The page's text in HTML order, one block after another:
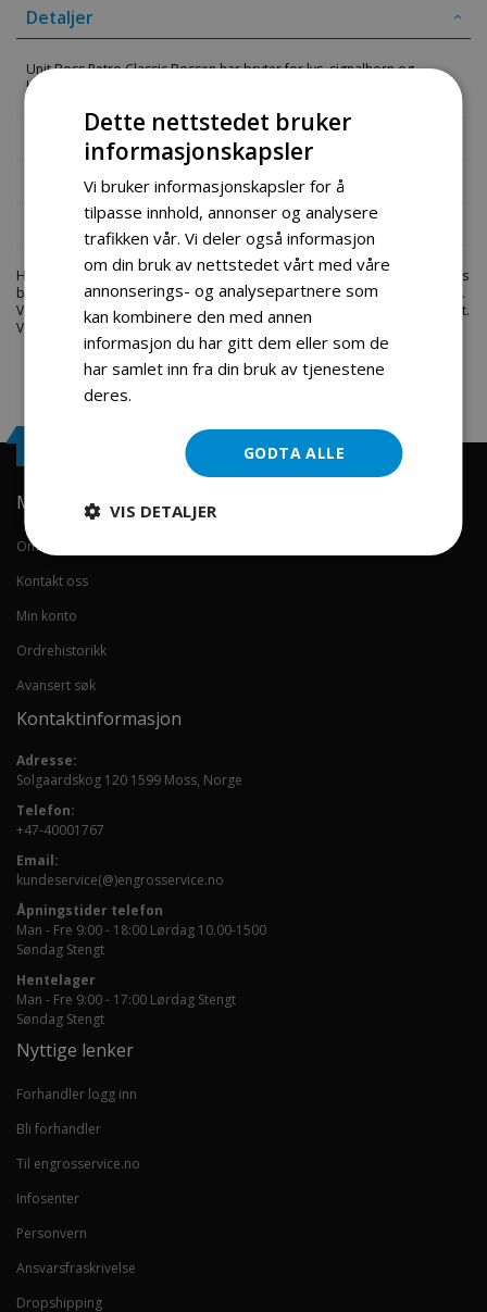
Detaljer
Unit Boss Retro Classic Bossen har bryter for lys, signalhorn og
blinkelys
Mer informasjon
Produktomtaler
Fil vedlegg
Hos engrosservice.no får du kjøptunit boss retro classictil markedets
beste priser. Bestill endeler-moped-scooterei dag fra Engros Service.
Vi har et stort utvalg av produkter innen: Hjem, sport og fritids segmentet.
Velkommen skal du være.
Min konto
Om oss
Kontakt oss
Min konto
Ordrehistorikk
Avansert søk
Kontaktinformasjon
Adresse:
Solgaardskog 120 1599 Moss, Norge
Telefon:
+47-40001767
Email:
kundeservice(@)engrosservice.no
Åpningstider telefon
Man - Fre 9:00 - 18:00 Lørdag 10.00-1500
Søndag Stengt
Hentelager
Man - Fre 9:00 - 17:00 Lørdag Stengt
Søndag Stengt
Nyttige lenker
Forhandler logg inn
Bli forhandler
Til engrosservice.no
Infosenter
Personvern
Ansvarsfraskrivelse
Dropshipping
Dette nettstedet bruker
informasjonskapsler
Vi bruker informasjonskapsler for å
tilpasse innhold, annonser og analysere
trafikken vår. Vi deler også informasjon
om din bruk av nettstedet vårt med våre
annonserings- og analysepartnere som
kan kombinere den med annen
informasjon du har gitt dem eller som de
har samlet inn fra din bruk av tjenestene
deres.
GODTA ALLE
VIS DETALJER